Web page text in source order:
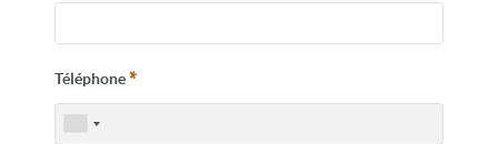
Téléphone *